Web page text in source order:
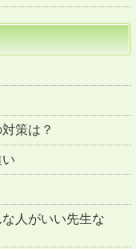
策は？
人がいい先生な